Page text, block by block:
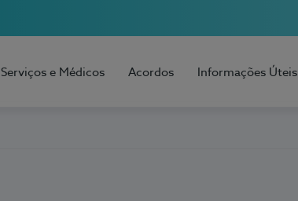
Serviços e Médicos Acordos Informações Úteis